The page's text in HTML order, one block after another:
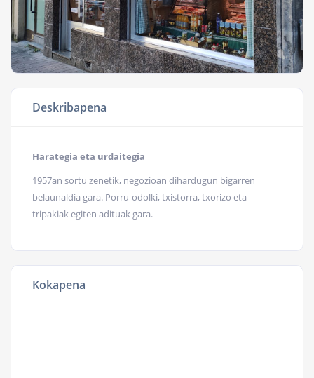
Deskribapena
Harategia eta urdaitegia
1957an sortu zenetik, negozioan dihardugun bigarren
belaunaldia gara. Porru-odolki, txistorra, txorizo eta
tripakiak egiten adituak gara.
Kokapena